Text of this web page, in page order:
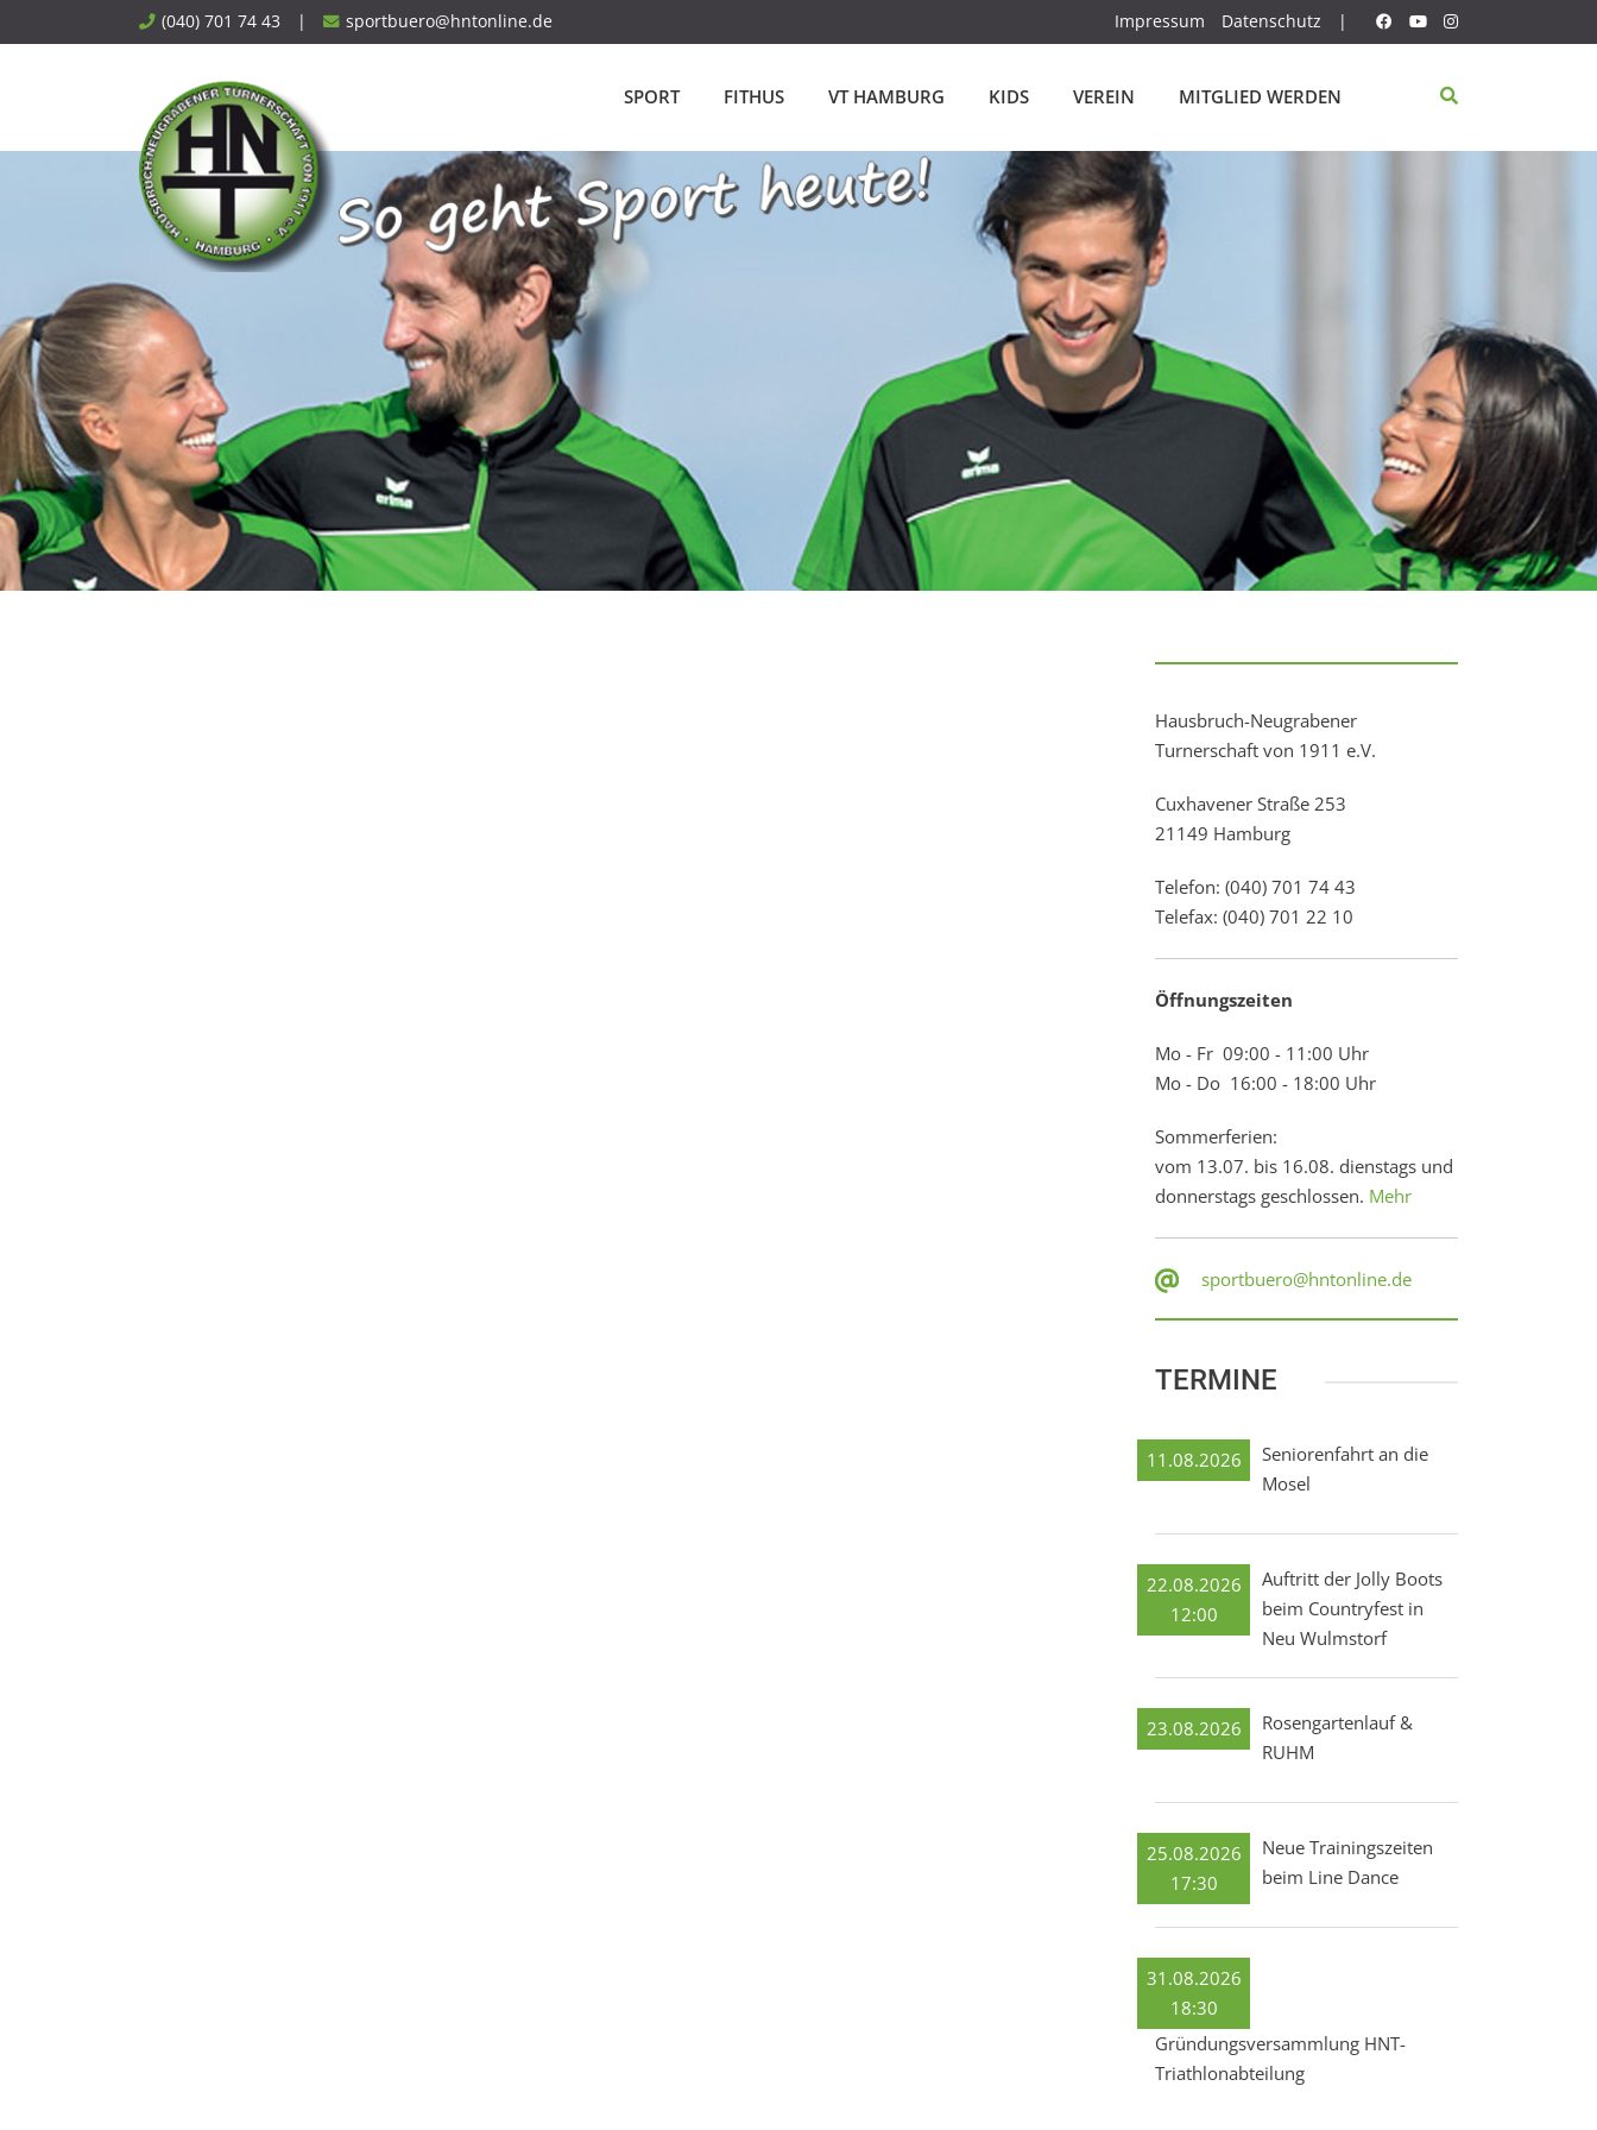
to
(040) 701 74 43 | sportbuero@hntonline.de Impressum Datenschutz |
SPORT FITHUS VT HAMBURG KIDS VEREIN MITGLIED WERDEN
Hausbruch-Neugrabener
Turnerschaft von 1911 e.V.
Cuxhavener Straße 253
21149 Hamburg
Telefon: (040) 701 74 43
Telefax: (040) 701 22 10
Öffnungszeiten
Mo - Fr 09:00 - 11:00 Uhr
Mo - Do 16:00 - 18:00 Uhr
Sommerferien:
vom 13.07. bis 16.08. dienstags und
donnerstags geschlossen. Mehr
sportbuero@hntonline.de
TERMINE
11.08.2026
Seniorenfahrt an die
Mosel
22.08.2026
12:00
Auftritt der Jolly Boots
beim Countryfest in
Neu Wulmstorf
23.08.2026
Rosengartenlauf &
RUHM
25.08.2026
17:30
Neue Trainingszeiten
beim Line Dance
31.08.2026
18:30
Gründungsversammlung HNT-
Triathlonabteilung